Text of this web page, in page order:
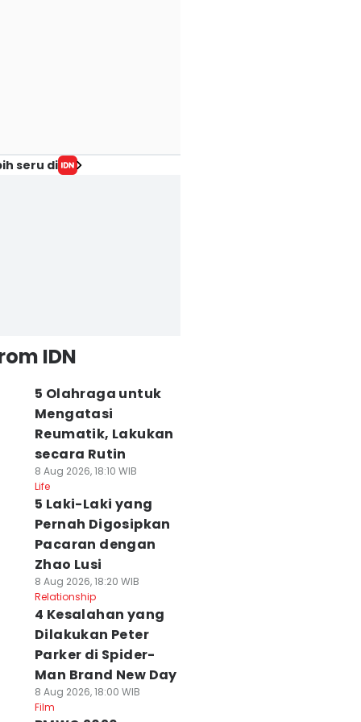
seru di
IDN
5 Olahraga untuk
Mengatasi
Reumatik, Lakukan
secara Rutin
8 Aug 2026, 18:10 WIB
Life
5 Laki-Laki yang
Pernah Digosipkan
Pacaran dengan
Zhao Lusi
8 Aug 2026, 18:20 WIB
Relationship
4 Kesalahan yang
Dilakukan Peter
Parker di Spider-
Man Brand New Day
8 Aug 2026, 18:00 WIB
Film